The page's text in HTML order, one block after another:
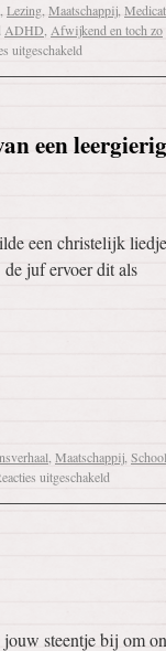
Lezing Maatschappij
ADHD Afwijkend en toch zo
uitgeschakeld
een
een christelijk liedje
juf ervoer dit als
Maatschappij School
uitgeschakeld
steentje bij om